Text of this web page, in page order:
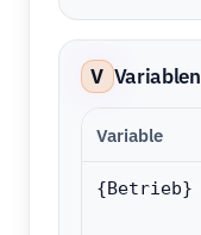
V Variablen
Variable
{Betrieb}